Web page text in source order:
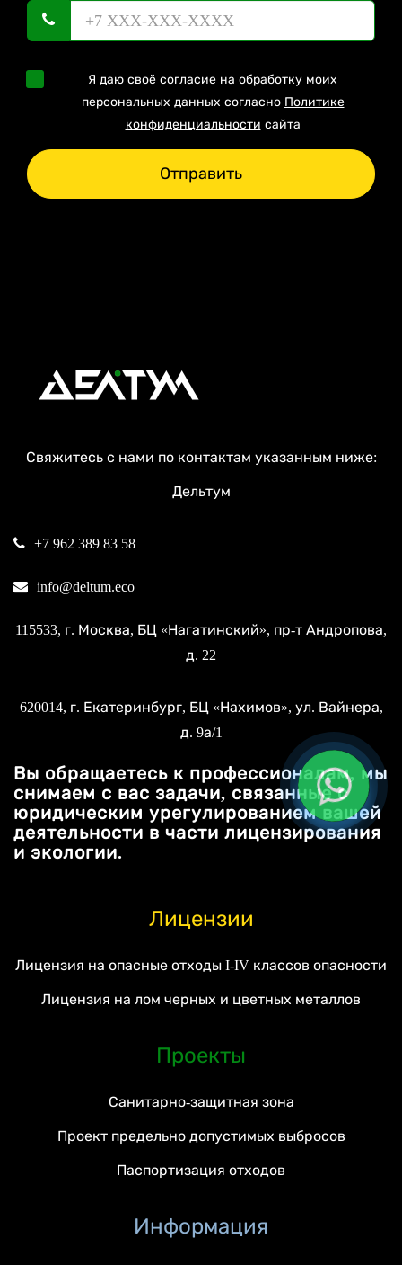
Я даю своё согласие на обработку моих
персональных данных согласно Политике
конфиденциальности сайта
Отправить
Свяжитесь с нами по контактам указанным ниже:
Дельтум
+7 962 389 83 58
info@deltum.eco
115533, г. Москва, БЦ «Нагатинский», пр-т Андропова,
д. 22
620014, г. Екатеринбург, БЦ «Нахимов», ул. Вайнера,
д. 9а/1
Вы обращаетесь к профессионалам, мы
снимаем с вас задачи, связанные с
юридическим урегулированием вашей
деятельности в части лицензирования
и экологии.
Лицензии
Лицензия на опасные отходы I-IV классов опасности
Лицензия на лом черных и цветных металлов
Проекты
Санитарно-защитная зона
Проект предельно допустимых выбросов
Паспортизация отходов
Информация